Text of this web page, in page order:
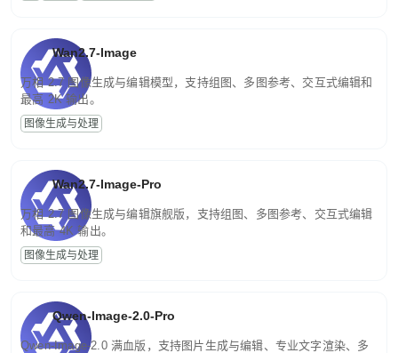
Wan2.7-Image
万相 2.7 图像生成与编辑模型，支持组图、多图参考、交互式编辑和
最高 2K 输出。
图像生成与处理
Wan2.7-Image-Pro
万相 2.7 图像生成与编辑旗舰版，支持组图、多图参考、交互式编辑
和最高 4K 输出。
图像生成与处理
Qwen-Image-2.0-Pro
Qwen-Image-2.0 满血版，支持图片生成与编辑、专业文字渲染、多